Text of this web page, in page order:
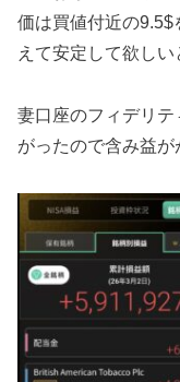
価は買値付近の9.5$
えて安定して欲しい
妻口座のフィデリ
がったので含み益が